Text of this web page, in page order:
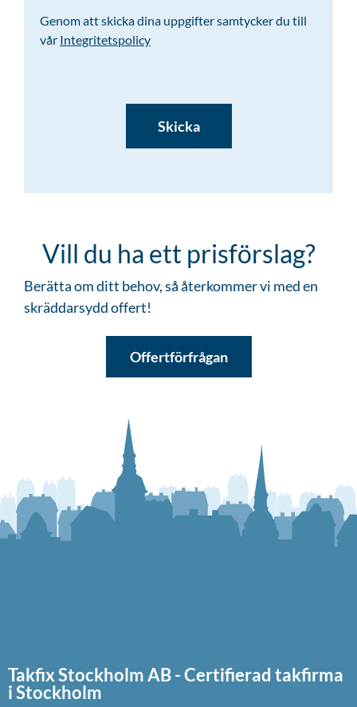
Genom att skicka dina uppgifter samtycker du till
vår Integritetspolicy
Vill du ha ett prisförslag?
Berätta om ditt behov, så återkommer vi med en
skräddarsydd offert!
Offertförfrågan
Takfix Stockholm AB - Certifierad takfirma
i Stockholm